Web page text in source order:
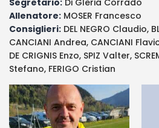
Segretario: Di Gleria Corrado
Allenatore: MOSER Francesco
Consiglieri: DEL NEGRO Claudio,
CANCIANI Andrea, CANCIANI
DE CRIGNIS Enzo, SPIZ Valter,
Stefano, FERIGO Cristian